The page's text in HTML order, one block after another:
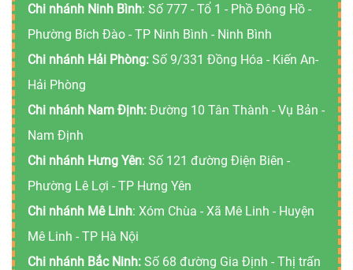
Chi nhánh Ninh Bình: Số 777 - Tổ 1 - Phồ Đông Hồ -
Phường Bích Đào - TP Ninh Bình - Ninh Bình
Chi nhánh Hải Phòng: Số 9/331 Đồng Hóa - Kiến An-
Hải Phòng
Chi nhánh Nam Định: Đường 10 Tân Thành - Vụ Bản -
Nam Định
Chi nhánh Hưng Yên: Số 121 đường Điện Biên -
Phường Lê Lợi - TP Hưng Yên
Chi nhánh Mê Linh: Xóm Chùa - Xã Mê Linh - Huyện
Mê Linh - TP Hà Nội
Chi nhánh Bắc Ninh: Số 68 đường Gia Định - Thị trấn